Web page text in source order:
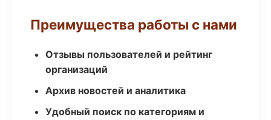
Преимущества работы с нами
Отзывы пользователей и рейтинг
организаций
Архив новостей и аналитика
Удобный поиск по категориям и